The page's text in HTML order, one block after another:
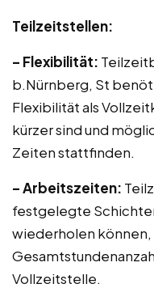
Teilzeitstellen:
– Flexibilität:
b.Nürnberg, St
Flexibilität als
kürzer sind und
Zeiten stattfinden.
– Arbeitszeiten:
festgelegte
wiederholen können,
Vollzeitstelle.